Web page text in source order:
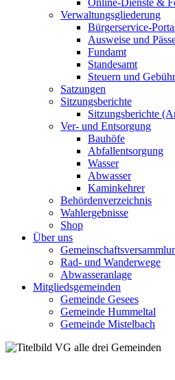
Online-Dienste &
Verwaltungsgliederung
Bürgerservice-
Ausweise und
Fundamt
Standesamt
Steuern und
Satzungen
Sitzungsberichte
Sitzungsberichte
Ver- und Entsorgung
Bauhöfe
Abfallentsorgung
Wasser
Abwasser
Kaminkehrer
Behördenverzeichnis
Wahlergebnisse
Shop
Über uns
Rad- und Wanderwege
Abwasseranlage
Mitgliedsgemeinden
Gemeinde Gesees
Gemeinde Hummeltal
Gemeinde Mistelbach